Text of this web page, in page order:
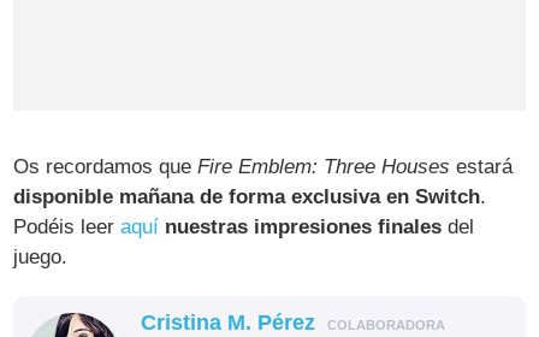
Os recordamos queFire Emblem: Three Houses estará
disponible mañana de forma exclusiva en Switch.
Podéis leeraquí nuestras impresiones finales del
juego.
Cristina M. Pérez COLABORADORA